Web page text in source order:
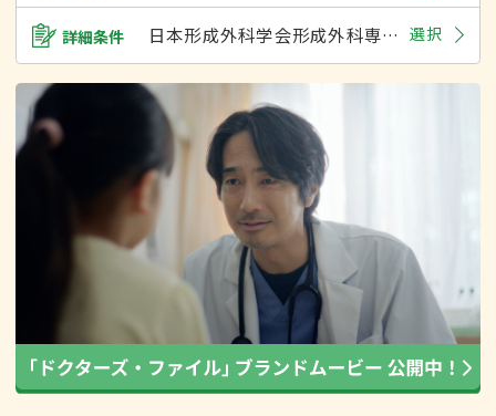
詳細条件 日本形成外科学会形成外科専門医 選択